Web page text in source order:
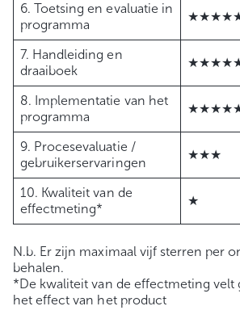
6. Toetsing en evaluatie in
programma
7. Handleiding en
draaiboek
8. Implementatie van het
programma
9. Procesevaluatie /
gebruikerservaringen
★★★
10. Kwaliteit van de
effectmeting*
★
N.b. Er zijn maximaal vijf sterren per
behalen.
*De kwaliteit van de effectmeting velt
het effect van het product